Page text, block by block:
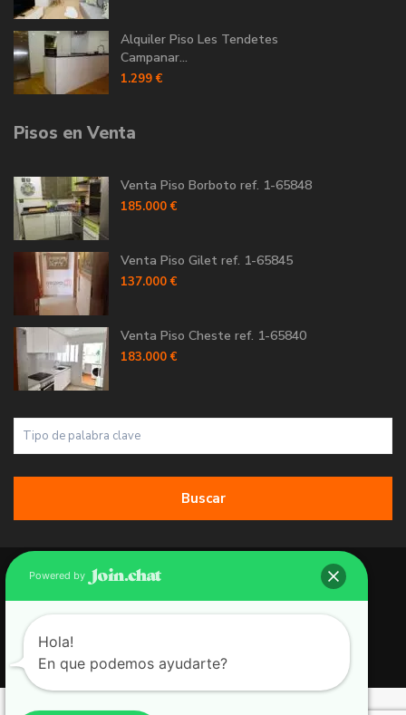
Alquiler Piso Les Tendetes
Campanar...
1.299 €
Pisos en Venta
Venta Piso Borboto ref. 1-65848
185.000 €
Venta Piso Gilet ref. 1-65845
137.000 €
Venta Piso Cheste ref. 1-65840
183.000 €
Buscar
Copyright 2026 | Grupo 90 inmobiliarias. All Rights Reserved.
Política de Cookies
Política de Privacidad
Aviso Legal
Powered by
Hola!
En que podemos ayudarte?